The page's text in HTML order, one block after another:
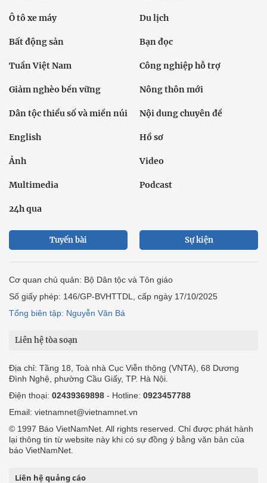
Ô tô xe máy Du lịch
Bất động sản Bạn đọc
Tuần Việt Nam Công nghiệp hỗ trợ
Giảm nghèo bền vững Nông thôn mới
Dân tộc thiểu số và miền núi Nội dung chuyên đề
English Hồ sơ
Ảnh Video
Multimedia Podcast
24h qua
Tuyến bài Sự kiện
Cơ quan chủ quản: Bộ Dân tộc và Tôn giáo
Số giấy phép: 146/GP-BVHTTDL, cấp ngày 17/10/2025
Tổng biên tập: Nguyễn Văn Bá
Liên hệ tòa soạn
Địa chỉ: Tầng 18, Toà nhà Cục Viễn thông (VNTA), 68 Dương
Đình Nghệ, phường Cầu Giấy, TP. Hà Nội.
Điện thoại: 02439369898 - Hotline: 0923457788
Email: vietnamnet@vietnamnet.vn
© 1997 Báo VietNamNet. All rights reserved. Chỉ được phát hành
lại thông tin từ website này khi có sự đồng ý bằng văn bản của
báo VietNamNet.
Liên hệ quảng cáo